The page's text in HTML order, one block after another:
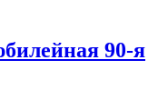
90-я